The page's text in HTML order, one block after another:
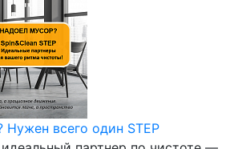
Нужен всего один STEP